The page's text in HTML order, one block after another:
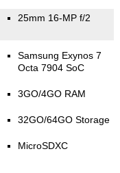
25mm 16-MP f/2
Samsung Exynos 7
Octa 7904 SoC
3GO/4GO RAM
32GO/64GO Storage
MicroSDXC